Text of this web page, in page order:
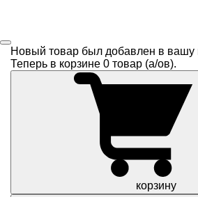
Новый товар был добавлен в вашу
Теперь в корзине 0 товар (a/ов).
корзину